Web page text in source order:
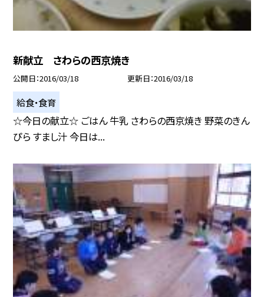
新献立 さわらの西京焼き
公開日 2016/03/18 更新日 2016/03/18
給食・食育
☆今日の献立☆ ごはん 牛乳 さわらの西京焼き 野菜のきん
ぴら すまし汁 今日は...